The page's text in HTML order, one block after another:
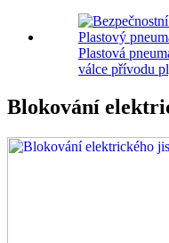
Plastová
válce přívodu
Blokování